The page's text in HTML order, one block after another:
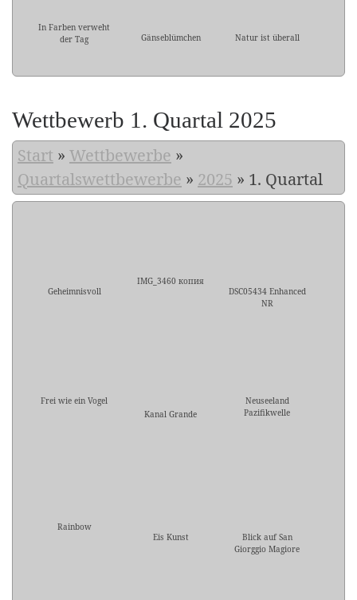
In Farben verweht
der Tag
Gänseblümchen Natur ist überall
Wettbewerb 1. Quartal 2025
Start » Wettbewerbe »
Quartalswettbewerbe » 2025 » 1. Quartal
Geheimnisvoll
IMG_3460 копия
DSC05434 Enhanced
NR
Frei wie ein Vogel
Kanal Grande
Neuseeland
Pazifikwelle
Rainbow
Eis Kunst
Blick auf San
Giorggio Magiore